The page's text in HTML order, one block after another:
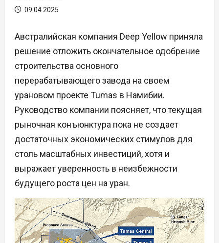
09.04.2025
Австралийская компания Deep Yellow приняла
решение отложить окончательное одобрение
строительства основного
перерабатывающего завода на своем
урановом проекте Tumas в Намибии.
Руководство компании поясняет, что текущая
рыночная конъюнктура пока не создает
достаточных экономических стимулов для
столь масштабных инвестиций, хотя и
выражает уверенность в неизбежности
будущего роста цен на уран.